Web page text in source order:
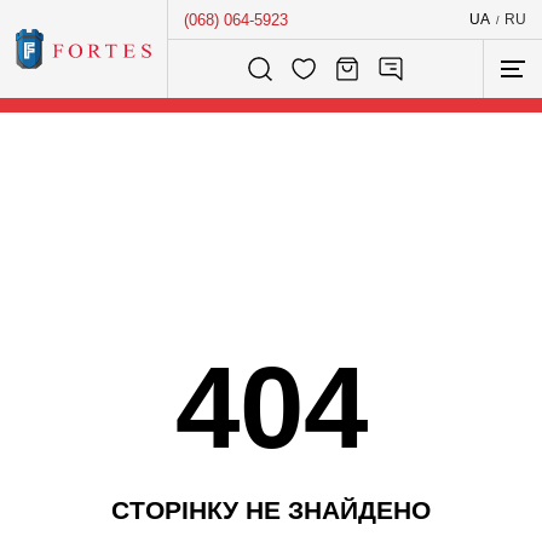
(068) 064-5923 UA / RU
Розумний пошук...
404
СТОРІНКУ НЕ ЗНАЙДЕНО